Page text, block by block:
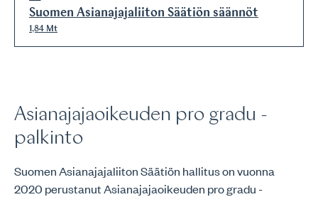
Suomen Asianajajaliiton Säätiön säännöt
1,84 Mt
Asianajajaoikeuden pro gradu -
palkinto
Suomen Asianajajaliiton Säätiön hallitus on vuonna
2020 perustanut Asianajajaoikeuden pro gradu -